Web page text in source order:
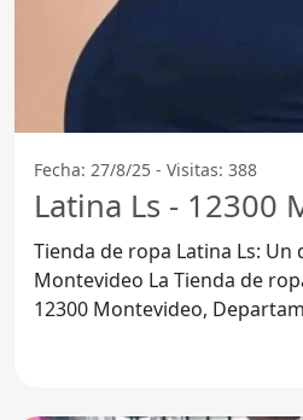
Fecha: 27/8/25 - Visitas: 388
Latina Ls - 12300
Tienda de ropa Latina Ls:
Montevideo La Tienda de ropa Latina Ls, ubicada en
12300 Montevideo,